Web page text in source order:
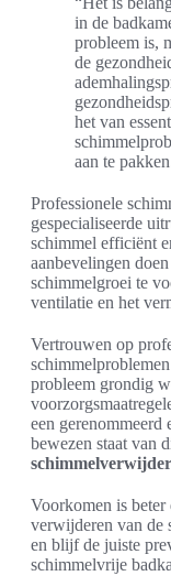
in de
probleem is,
de
het van
aan te
Professionele
gespecialiseerde
schimmel efficiënt
aanbevelingen
schimmelgroei te
ventilatie en het
Vertrouwen op
probleem grondig
een gerenommeerd
bewezen staat van
Voorkomen is
verwijderen van de
en blijf de juiste
schimmelvrije